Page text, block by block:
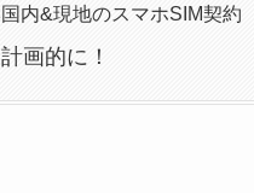
内&現地のスマホSIM契約
画的に！